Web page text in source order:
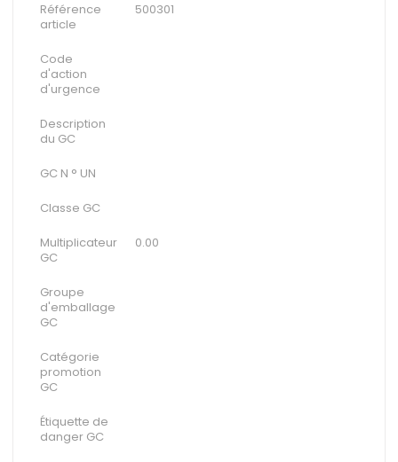
Référence
article
500301
Code
d'action
d'urgence
Description
du GC
GC N ° UN
Classe GC
Multiplicateur
GC
0.00
Groupe
d'emballage
GC
Catégorie
promotion
GC
Étiquette de
danger GC